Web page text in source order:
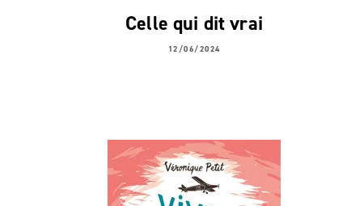
Celle qui dit vrai
12/06/2024